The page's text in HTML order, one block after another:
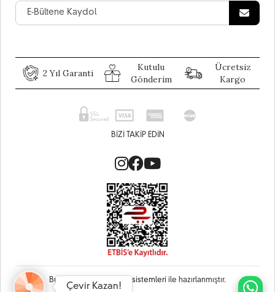
2 Yıl Garanti
Kutulu
Gönderim
Ücretsiz
Kargo
BIZI TAKIP EDIN
Bu site Vikaon E-Ticaret sistemleri ile hazırlanmıştır.
Çevir Kazan!